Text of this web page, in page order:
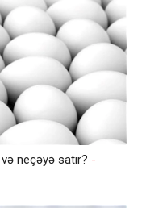
neçəyə satır? -